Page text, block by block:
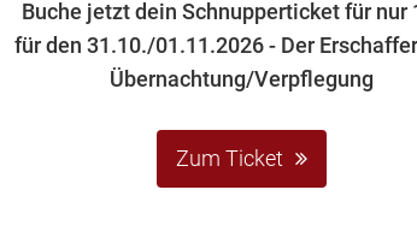
Buche jetzt dein Schnupperticket für nur
für den 31.10./01.11.2026 - Der
Übernachtung/Verpflegung
Zum Ticket